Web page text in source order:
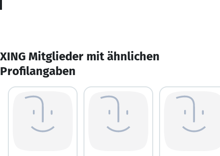
XING Mitglieder mit ähnlichen
Profilangaben